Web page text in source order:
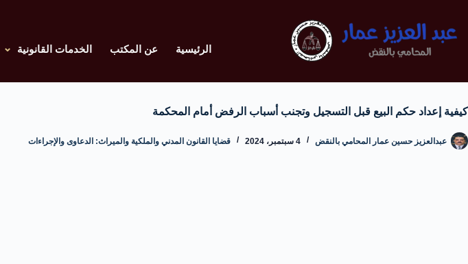
الرئيسية عن المكتب الخدمات القانونية
كيفية إعداد حكم البيع قبل التسجيل وتجنب أسباب الرفض أمام المحكمة
عبدالعزيز حسين عمار المحامي بالنقض 4 سبتمبر، 2024 قضايا القانون المدني والملكية والميراث: الدعاوى والإجراءات